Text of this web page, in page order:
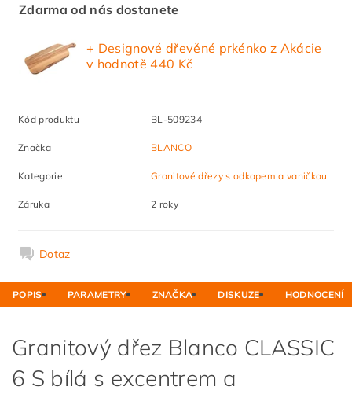
Zdarma od nás dostanete
+ Designové dřevěné prkénko z Akácie
v hodnotě 440 Kč
Kód produktu BL-509234
Značka BLANCO
Kategorie Granitové dřezy s odkapem a vaničkou
Záruka 2 roky
Dotaz
POPIS PARAMETRY ZNAČKA DISKUZE HODNOCENÍ
Granitový dřez Blanco CLASSIC
6 S bílá s excentrem a